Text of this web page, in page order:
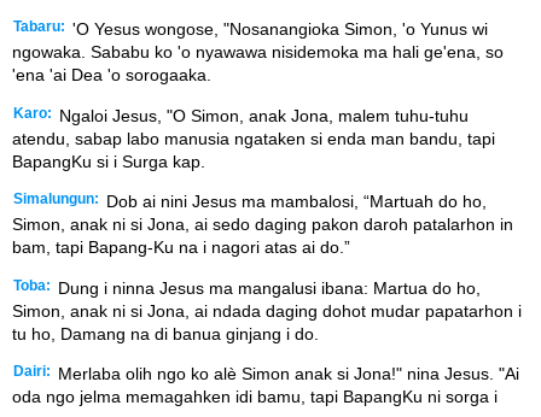
Tabaru: 'O Yesus wongose, "Nosanangioka Simon, 'o Yunus wi
ngowaka. Sababu ko 'o nyawawa nisidemoka ma hali ge'ena, so
'ena 'ai Dea 'o sorogaaka.
Karo:
Ngaloi Jesus, "O Simon, anak Jona, malem tuhu-tuhu
atendu, sabap labo manusia ngataken si enda man bandu, tapi
BapangKu si i Surga kap.
Simalungun:
Dob ai nini Jesus ma mambalosi, “Martuah do ho,
Simon, anak ni si Jona, ai sedo daging pakon daroh patalarhon in
bam, tapi Bapang-Ku na i nagori atas ai do.”
Toba:
Dung i ninna Jesus ma mangalusi ibana: Martua do ho,
Simon, anak ni si Jona, ai ndada daging dohot mudar papatarhon i
tu ho, Damang na di banua ginjang i do.
Dairi:
Merlaba olih ngo ko alè Simon anak si Jona!" nina Jesus. "Ai
oda ngo jelma memagahken idi bamu, tapi BapangKu ni sorga i